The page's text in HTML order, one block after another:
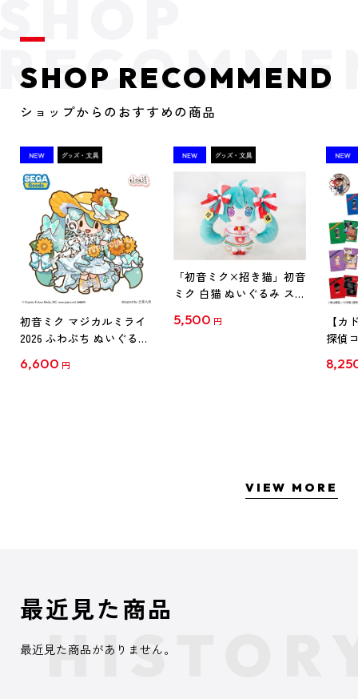
SHOP RECOMMEND
ショップからのおすすめの商品
初音ミク マジカルミライ
2026 ふわぷち ぬいぐるみ
6,600 円
「初音ミク×招き猫」初音
ミク 白猫 ぬいぐるみ スタ
5,500 円
【カ
探偵
クリ
VIEW MORE
最近見た商品
最近見た商品がありません。